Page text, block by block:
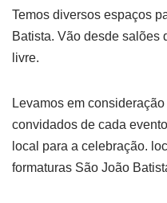
Temos diversos espaços
Batista. Vão desde salões
livre.
Levamos em
convidados de cada
local para a celebração.
formaturas São João